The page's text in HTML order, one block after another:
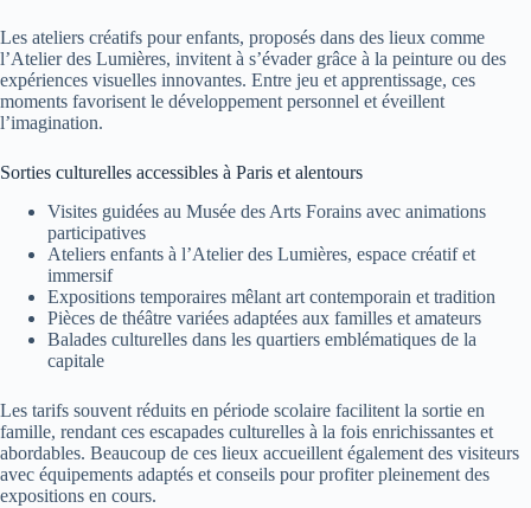
Les ateliers créatifs pour enfants, proposés dans des lieux comme
l’Atelier des Lumières, invitent à s’évader grâce à la peinture ou des
expériences visuelles innovantes. Entre jeu et apprentissage, ces
moments favorisent le développement personnel et éveillent
l’imagination.
Sorties culturelles accessibles à Paris et alentours
Visites guidées au Musée des Arts Forains avec animations
participatives
Ateliers enfants à l’Atelier des Lumières, espace créatif et
immersif
Expositions temporaires mêlant art contemporain et tradition
Pièces de théâtre variées adaptées aux familles et amateurs
Balades culturelles dans les quartiers emblématiques de la
capitale
Les tarifs souvent réduits en période scolaire facilitent la sortie en
famille, rendant ces escapades culturelles à la fois enrichissantes et
abordables. Beaucoup de ces lieux accueillent également des visiteurs
avec équipements adaptés et conseils pour profiter pleinement des
expositions en cours.